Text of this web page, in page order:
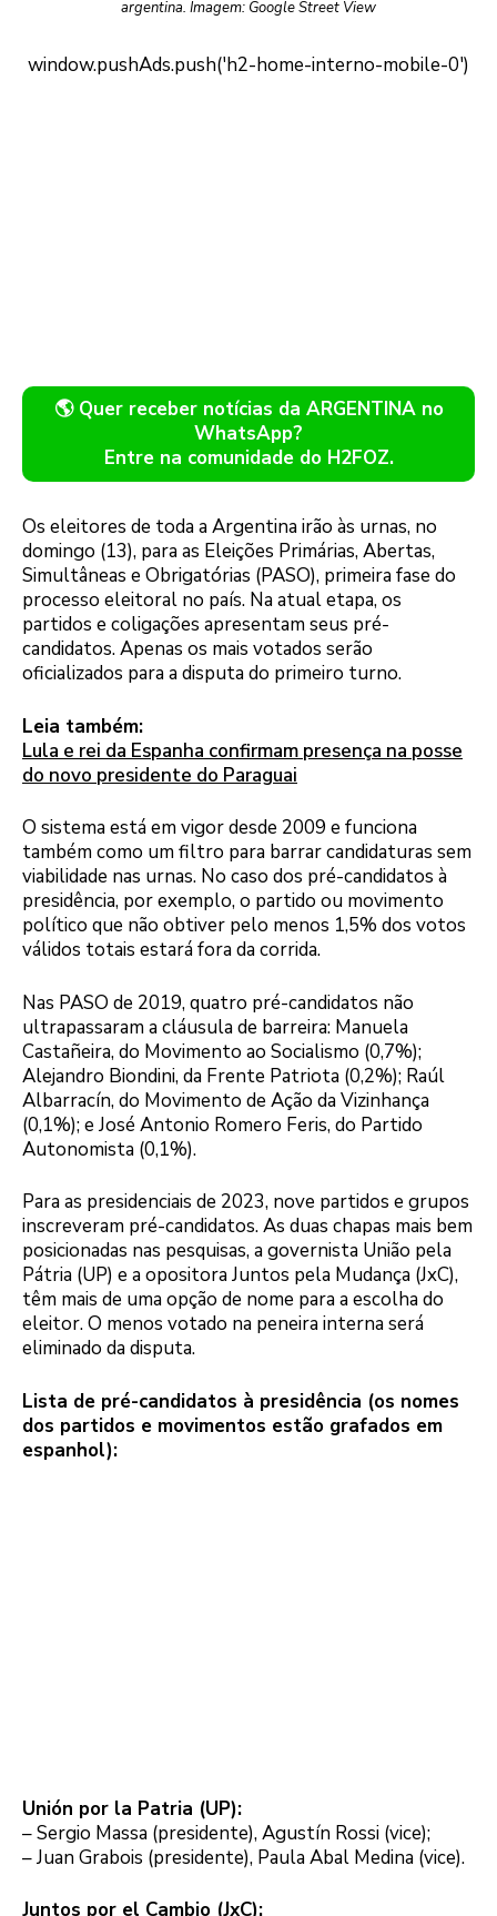
argentina. Imagem: Google Street View
🌎 Quer receber notícias da ARGENTINA no
WhatsApp?
Entre na comunidade do H2FOZ.
Os eleitores de toda a Argentina irão às urnas, no
domingo (13), para as Eleições Primárias, Abertas,
Simultâneas e Obrigatórias (PASO), primeira fase do
processo eleitoral no país. Na atual etapa, os
partidos e coligações apresentam seus pré-
candidatos. Apenas os mais votados serão
oficializados para a disputa do primeiro turno.
Leia também:
Lula e rei da Espanha confirmam presença na posse
do novo presidente do Paraguai
O sistema está em vigor desde 2009 e funciona
também como um filtro para barrar candidaturas sem
viabilidade nas urnas. No caso dos pré-candidatos à
presidência, por exemplo, o partido ou movimento
político que não obtiver pelo menos 1,5% dos votos
válidos totais estará fora da corrida.
Nas PASO de 2019, quatro pré-candidatos não
ultrapassaram a cláusula de barreira: Manuela
Castañeira, do Movimento ao Socialismo (0,7%);
Alejandro Biondini, da Frente Patriota (0,2%); Raúl
Albarracín, do Movimento de Ação da Vizinhança
(0,1%); e José Antonio Romero Feris, do Partido
Autonomista (0,1%).
Para as presidenciais de 2023, nove partidos e grupos
inscreveram pré-candidatos. As duas chapas mais bem
posicionadas nas pesquisas, a governista União pela
Pátria (UP) e a opositora Juntos pela Mudança (JxC),
têm mais de uma opção de nome para a escolha do
eleitor. O menos votado na peneira interna será
eliminado da disputa.
Lista de pré-candidatos à presidência (os nomes
dos partidos e movimentos estão grafados em
espanhol):
Unión por la Patria (UP):
– Sergio Massa (presidente), Agustín Rossi (vice);
– Juan Grabois (presidente), Paula Abal Medina (vice).
Juntos por el Cambio (JxC):